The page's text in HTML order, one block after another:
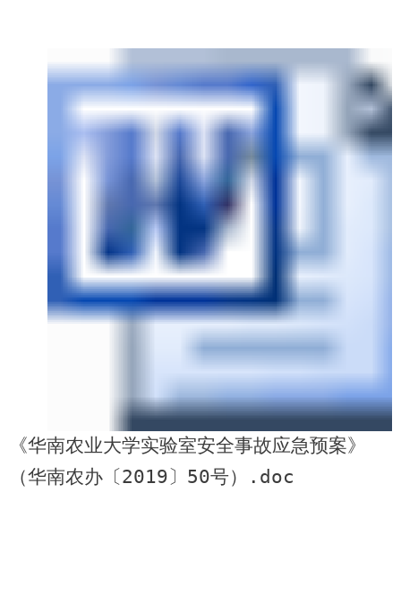
《华南农业大学实验室安全事故应急预案》
（华南农办〔2019〕50号）.doc